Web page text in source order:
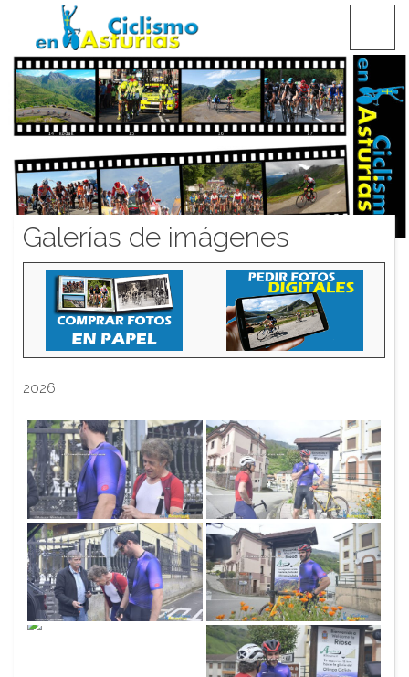
CICLISMO EN ASTURIAS
Galerías de imágenes
2026